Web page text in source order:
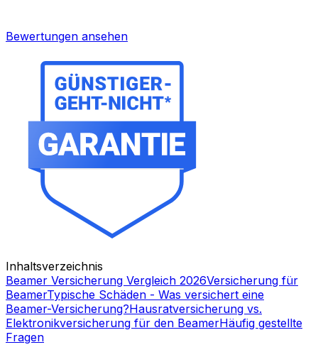
Bewertungen ansehen
Inhaltsverzeichnis
Beamer Versicherung Vergleich 2026Versicherung für
BeamerTypische Schäden - Was versichert eine
Beamer-Versicherung?Hausratversicherung vs.
Elektronikversicherung für den BeamerHäufig gestellte
Fragen